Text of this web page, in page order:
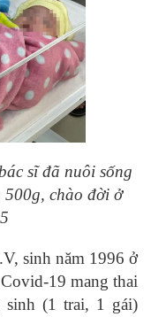
sĩ đã nuôi sống
500g, chào đời ở
sinh năm 1996 ở
19 mang thai
(1 trai, 1 gái)